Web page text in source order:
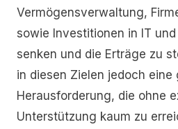
Vermögensverwaltung,
sowie Investitionen in IT
senken und die Erträge zu
in diesen Zielen jedoch eine
Herausforderung, die ohne
Unterstützung kaum zu